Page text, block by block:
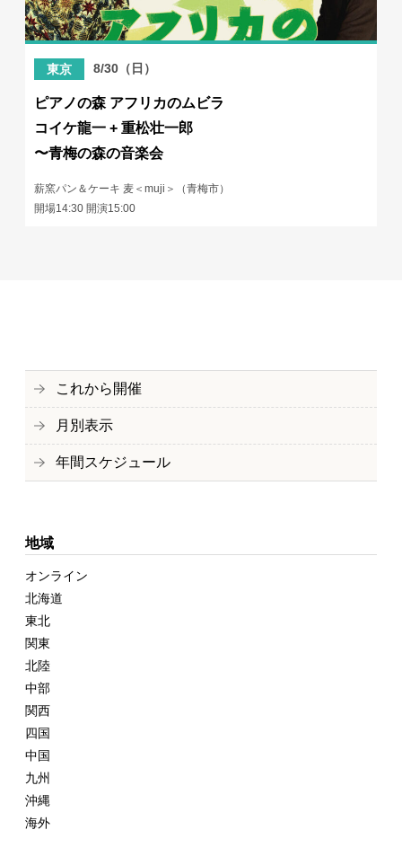
東京 8/30（日）
ピアノの森 アフリカのムビラ
コイケ龍一 + 重松壮一郎
〜青梅の森の音楽会
薪窯パン＆ケーキ 麦＜muji＞（青梅市）
開場14:30 開演15:00
これから開催
月別表示
年間スケジュール
地域
オンライン
北海道
東北
関東
北陸
中部
関西
四国
中国
九州
沖縄
海外